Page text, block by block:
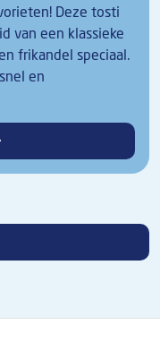
Deze tosti
van een klassieke
frikandel speciaal.
en